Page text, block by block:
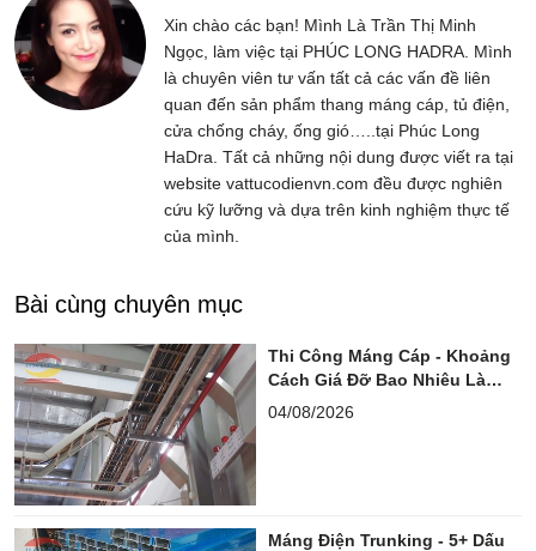
Xin chào các bạn! Mình Là Trần Thị Minh
Ngọc, làm việc tại PHÚC LONG HADRA. Mình
là chuyên viên tư vấn tất cả các vấn đề liên
quan đến sản phẩm thang máng cáp, tủ điện,
cửa chống cháy, ống gió…..tại Phúc Long
HaDra. Tất cả những nội dung được viết ra tại
website vattucodienvn.com đều được nghiên
cứu kỹ lưỡng và dựa trên kinh nghiệm thực tế
của mình.
Bài cùng chuyên mục
Thi Công Máng Cáp - Khoảng
Cách Giá Đỡ Bao Nhiêu Là
Chuẩn?
04/08/2026
Máng Điện Trunking - 5+ Dấu